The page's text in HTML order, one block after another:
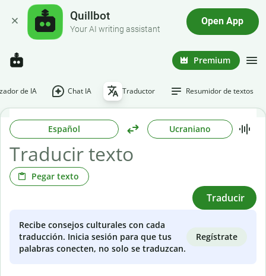
Quillbot
Your AI writing assistant
Open App
Premium
de IA Chat IA Traductor Resumidor de textos
Español Ucraniano
Pegar texto
Traducir
Recibe consejos culturales con cada
traducción. Inicia sesión para que tus
palabras conecten, no solo se traduzcan.
Regístrate